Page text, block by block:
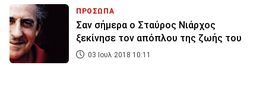
ΠΡΟΣΩΠΑ
Σαν σήμερα ο Σταύρος Νιάρχος
ξεκίνησε τον απόπλου της ζωής του
03 Ιουλ 2018 10:11